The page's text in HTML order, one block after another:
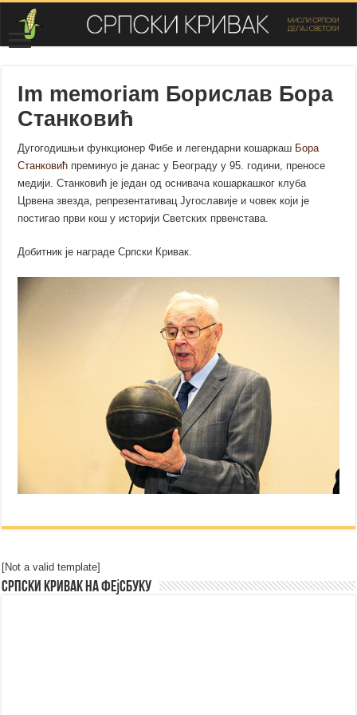
Im memoriam Борислав Бора
Станковић
Дугогодишњи функционер Фибе и легендарни кошаркаш Бора
Станковић преминуо је данас у Београду у 95. години, преносе
медији. Станковић је један од оснивача кошаркашког клуба
Црвена звезда, репрезентативац Југославије и човек који је
постигао први кош у историји Светских првенстава.
Добитник је награде Српски Кривак.
[Not a valid template]
Српски Кривак на Фејсбуку